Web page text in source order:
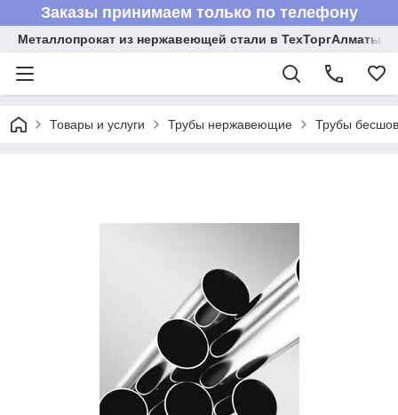
Заказы принимаем только по телефону
Металлопрокат из нержавеющей стали в ТехТоргАлматы
Товары и услуги Трубы нержавеющие Трубы